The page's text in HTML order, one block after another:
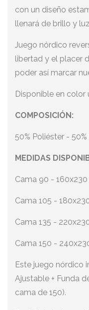
con un diseño
llenará de brillo y
Juego nórdico
libertad y el placer
poder así marcar
Disponible en color
COMPOSICIÓN:
50% Poliéster -
MEDIDAS
Cama 90 -
Cama 105 -
Cama 135 -
Cama 150 -
Este juego nórdico
Ajustable + Funda
cama de 150).